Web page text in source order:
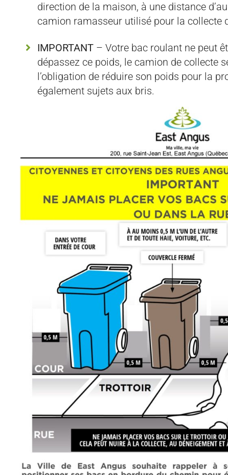
direction de la maison, à une distance
camion ramasseur utilisé pour la collecte
IMPORTANT– Votre bac roulant ne peut
dépassez ce poids, le camion de collecte
l’obligation de réduire son poids pour la
également sujets aux bris.